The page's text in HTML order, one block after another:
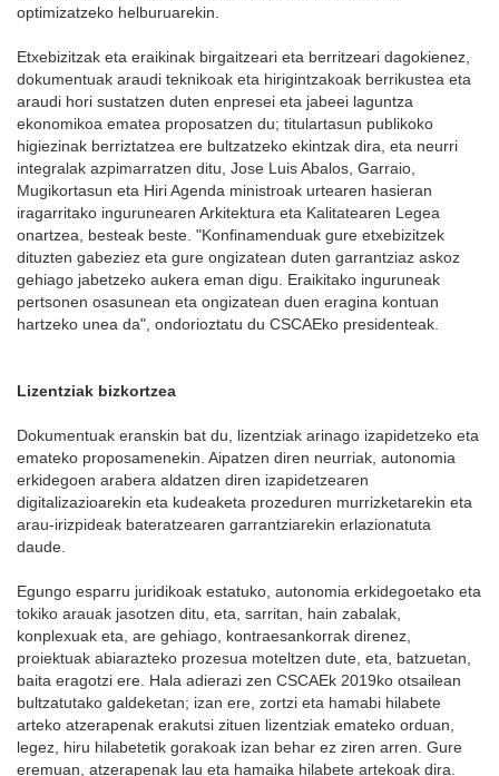
optimizatzeko helburuarekin.
Etxebizitzak eta eraikinak birgaitzeari eta berritzeari dagokienez,
dokumentuak araudi teknikoak eta hirigintzakoak berrikustea eta
araudi hori sustatzen duten enpresei eta jabeei laguntza
ekonomikoa ematea proposatzen du; titulartasun publikoko
higiezinak berriztatzea ere bultzatzeko ekintzak dira, eta neurri
integralak azpimarratzen ditu, Jose Luis Abalos, Garraio,
Mugikortasun eta Hiri Agenda ministroak urtearen hasieran
iragarritako ingurunearen Arkitektura eta Kalitatearen Legea
onartzea, besteak beste. "Konfinamenduak gure etxebizitzek
dituzten gabeziez eta gure ongizatean duten garrantziaz askoz
gehiago jabetzeko aukera eman digu. Eraikitako inguruneak
pertsonen osasunean eta ongizatean duen eragina kontuan
hartzeko unea da", ondorioztatu du CSCAEko presidenteak.
Lizentziak bizkortzea
Dokumentuak eranskin bat du, lizentziak arinago izapidetzeko eta
emateko proposamenekin. Aipatzen diren neurriak, autonomia
erkidegoen arabera aldatzen diren izapidetzearen
digitalizazioarekin eta kudeaketa prozeduren murrizketarekin eta
arau-irizpideak bateratzearen garrantziarekin erlazionatuta
daude.
Egungo esparru juridikoak estatuko, autonomia erkidegoetako eta
tokiko arauak jasotzen ditu, eta, sarritan, hain zabalak,
konplexuak eta, are gehiago, kontraesankorrak direnez,
proiektuak abiarazteko prozesua moteltzen dute, eta, batzuetan,
baita eragotzi ere. Hala adierazi zen CSCAEk 2019ko otsailean
bultzatutako galdeketan; izan ere, zortzi eta hamabi hilabete
arteko atzerapenak erakutsi zituen lizentziak emateko orduan,
legez, hiru hilabetetik gorakoak izan behar ez ziren arren. Gure
eremuan, atzerapenak lau eta hamaika hilabete artekoak dira.